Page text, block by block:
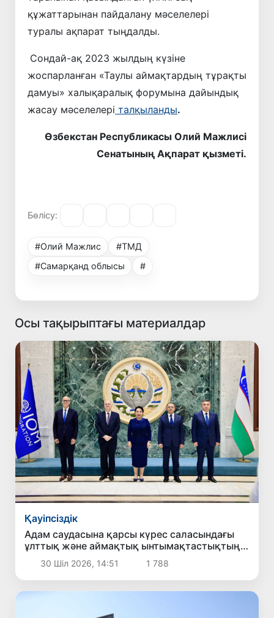
құжаттарынан пайдалану мәселелері
туралы ақпарат тыңдалды.
Сондай-ақ 2023 жылдың күзіне
жоспарланған «Таулы аймақтардың тұрақты
дамуы» халықаралық форумына дайындық
жасау мәселелері талқыланды.
Өзбекстан Республикасы Олий Мажлисі
Сенатының Ақпарат қызметі.
Бөлісу:
#Олий Мажлис
#ТМД
#Самарқанд облысы
#
Осы тақырыптағы материалдар
Қауіпсіздік
Адам саудасына қарсы күрес саласындағы
ұлттық және аймақтық ынтымақтастықтың
жаңа басым бағыттары белгіленді
30 Шіл 2026, 14:51 1 788